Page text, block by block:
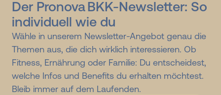
Der Pronova BKK-Newsletter: So
individuell wie du
Wähle in unserem Newsletter-Angebot genau die
Themen aus, die dich wirklich interessieren. Ob
Fitness, Ernährung oder Familie: Du entscheidest,
welche Infos und Benefits du erhalten möchtest.
Bleib immer auf dem Laufenden.